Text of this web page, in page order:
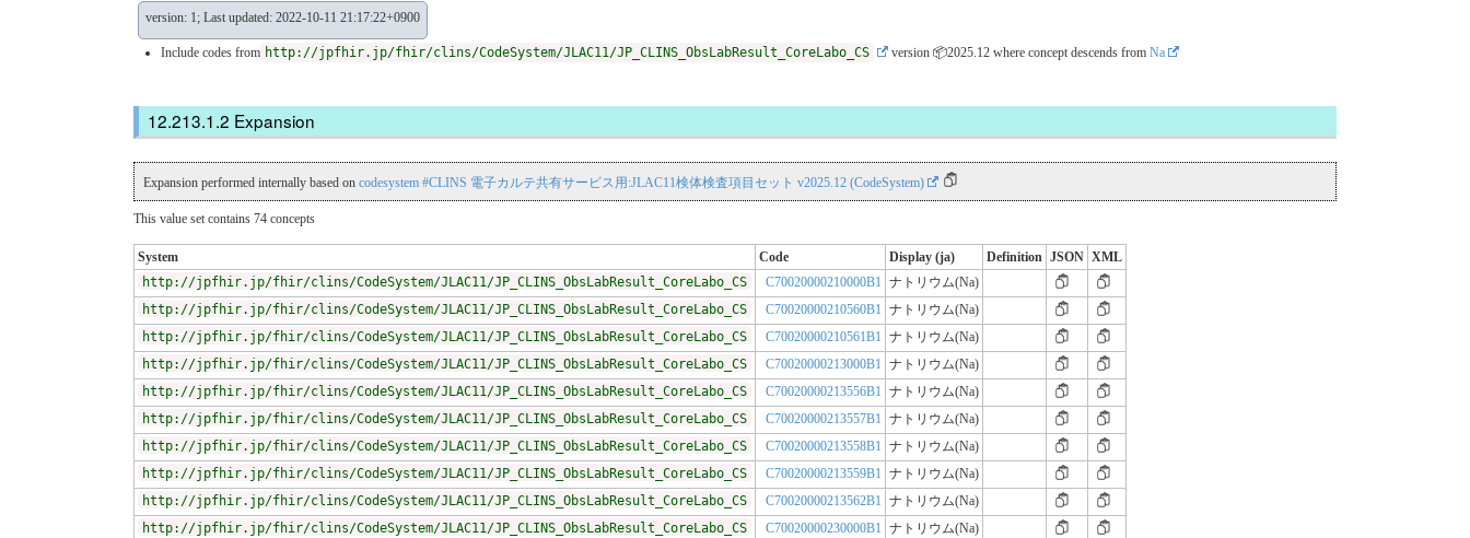
version: 1; Last updated: 2022-10-11 21:17:22+0900
Include codes from http://jpfhir.jp/fhir/clins/CodeSystem/JLAC11/JP_CLINS_ObsLabResult_CoreLabo_CS version 📦2025.12 where concept descends from Na
Expansion
Expansion performed internally based on codesystem #CLINS 電子カルテ共有サービス用:JLAC11検体検査項目セット v2025.12 (CodeSystem)
This value set contains 74 concepts
System Code Display (ja) Definition JSON XML
http://jpfhir.jp/fhir/clins/CodeSystem/JLAC11/JP_CLINS_ObsLabResult_CoreLabo_CS
C70020000210000B1 ナトリウム(Na)
http://jpfhir.jp/fhir/clins/CodeSystem/JLAC11/JP_CLINS_ObsLabResult_CoreLabo_CS
C70020000210560B1 ナトリウム(Na)
http://jpfhir.jp/fhir/clins/CodeSystem/JLAC11/JP_CLINS_ObsLabResult_CoreLabo_CS
C70020000210561B1 ナトリウム(Na)
http://jpfhir.jp/fhir/clins/CodeSystem/JLAC11/JP_CLINS_ObsLabResult_CoreLabo_CS
C70020000213000B1 ナトリウム(Na)
http://jpfhir.jp/fhir/clins/CodeSystem/JLAC11/JP_CLINS_ObsLabResult_CoreLabo_CS
C70020000213556B1 ナトリウム(Na)
http://jpfhir.jp/fhir/clins/CodeSystem/JLAC11/JP_CLINS_ObsLabResult_CoreLabo_CS
C70020000213557B1 ナトリウム(Na)
http://jpfhir.jp/fhir/clins/CodeSystem/JLAC11/JP_CLINS_ObsLabResult_CoreLabo_CS
C70020000213558B1 ナトリウム(Na)
http://jpfhir.jp/fhir/clins/CodeSystem/JLAC11/JP_CLINS_ObsLabResult_CoreLabo_CS
C70020000213559B1 ナトリウム(Na)
http://jpfhir.jp/fhir/clins/CodeSystem/JLAC11/JP_CLINS_ObsLabResult_CoreLabo_CS
C70020000213562B1 ナトリウム(Na)
http://jpfhir.jp/fhir/clins/CodeSystem/JLAC11/JP_CLINS_ObsLabResult_CoreLabo_CS
C70020000230000B1 ナトリウム(Na)